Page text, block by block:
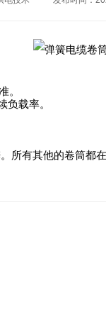
。
负载率。
所有其他的卷筒都